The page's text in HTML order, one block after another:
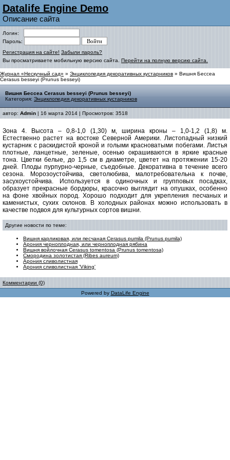
Datalife Engine Demo
Описание сайта
Логин:
Пароль:
Регистрация на сайте! Забыли пароль?
Вы просматриваете мобильную версию сайта. Перейти на полную версию сайта.
Журнал «Нескучный сад» » Энциклопедия декоративных кустарников » Вишня Бессеа
Cerasus besseyi (Prunus besseyi)
Вишня Бессеа Cerasus besseyi (Prunus besseyi)
Категория: Энциклопедия декоративных кустарников
автор: Admin | 16 марта 2014 | Просмотров: 3518
Зона 4. Высота – 0,8-1,0 (1,30) м, ширина кроны – 1,0-1,2 (1,8) м.
Естественно растет на востоке Северной Америки. Листопадный низкий
кустарник с раскидистой кроной и голыми красноватыми побегами. Листья
плотные, ланцетные, зеленые, осенью окрашиваются в яркие красные
тона. Цветки белые, до 1,5 см в диаметре, цветет на протяжении 15-20
дней. Плоды пурпурно-черные, съедобные. Декоративна в течение всего
сезона. Морозоустойчива, светолюбива, малотребовательна к почве,
засухоустойчива. Используется в одиночных и групповых посадках,
образует прекрасные бордюры, красочно выглядит на опушках, особенно
на фоне хвойных пород. Хорошо подходит для укрепления песчаных и
каменистых, сухих склонов. В холодных районах можно использовать в
качестве подвоя для культурных сортов вишни.
Другие новости по теме:
Вишня карликовая, или песчаная Cerasus pumila (Prunus pumila)
Арония черноплодная, или черноплодная рябина
Вишня войлочная Cerasus tomentosa (Prunus tomentosa)
Смородина золотистая (Ribes aureum)
Арония сливолистная
Арония сливолистная 'Viking'
Комментарии (0)
Powered by DataLife Engine